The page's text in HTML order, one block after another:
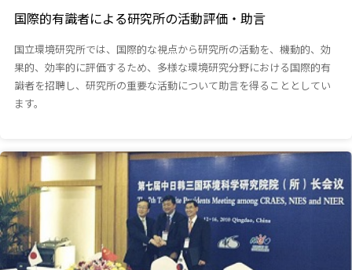
国際的有識者による研究所の活動評価・助言
国立環境研究所では、国際的な視点から研究所の活動を、機動的、効
果的、効率的に評価するため、多様な環境研究分野における国際的有
識者を招聘し、研究所の重要な活動について助言を得ることとしてい
ます。